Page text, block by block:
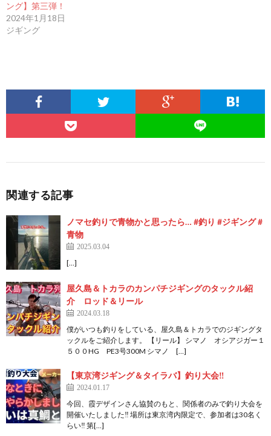
ング】第三弾！
2024年1月18日
ジギング
関連する記事
ノマセ釣りで青物かと思ったら… #釣り #ジギング #
青物
2025.03.04
[…]
屋久島＆トカラのカンパチジギングのタックル紹
介 ロッド＆リール
2024.03.18
僕がいつも釣りをしている、屋久島＆トカラでのジギングタ
ックルをご紹介します。 【リール】 シマノ オシアジガー１
５００HG PE3号300M シマノ […]
【東京湾ジギング＆タイラバ】釣り大会‼
2024.01.17
今回、霞デザインさん協賛のもと、関係者のみで釣り大会を
開催いたしました‼ 場所は東京湾内限定で、参加者は30名く
らい‼ 第[…]